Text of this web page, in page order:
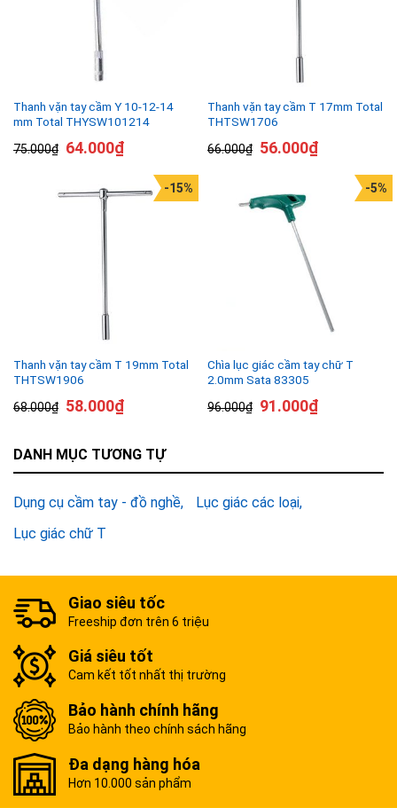
Thanh vặn tay cầm Y 10-12-14
mm Total THYSW101214
75.000₫ 64.000₫
Thanh vặn tay cầm T 17mm Total
THTSW1706
66.000₫ 56.000₫
Thanh vặn tay cầm T 19mm Total
THTSW1906
68.000₫
-15%
58.000₫
Chìa lục giác cầm tay chữ T
2.0mm Sata 83305
96.000₫
-5%
91.000₫
DANH MỤC TƯƠNG TỰ
Dụng cụ cầm tay - đồ nghề
Lục giác các loại
Lục giác chữ T
Giao siêu tốc
Freeship đơn trên 6 triệu
Giá siêu tốt
Cam kết tốt nhất thị trường
Bảo hành chính hãng
Bảo hành theo chính sách hãng
Đa dạng hàng hóa
Hơn 10.000 sản phẩm